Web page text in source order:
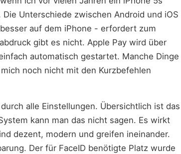
Unterschiede zwischen Android und iOS
auf dem iPhone - erfordert zum
gibt es nicht. Apple Pay wird über
automatisch gestartet. Manche Dinge
noch nicht mit den Kurzbefehlen
alle Einstellungen. Übersichtlich ist das
kann man das nicht sagen. Es wirkt
dezent, modern und greifen ineinander.
Der für FaceID benötigte Platz wurde